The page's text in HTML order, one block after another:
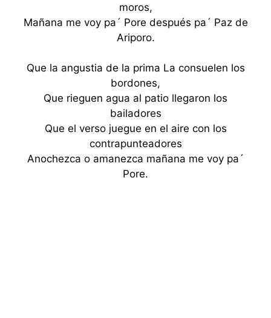
moros,
Mañana me voy pa´ Pore después pa´ Paz de
Ariporo.
Que la angustia de la prima La consuelen los
bordones,
Que rieguen agua al patio llegaron los
bailadores
Que el verso juegue en el aire con los
contrapunteadores
Anochezca o amanezca mañana me voy pa´
Pore.